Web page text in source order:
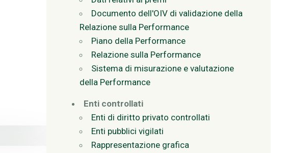
Documento dell'OIV di validazione della
Relazione sulla Performance
Piano della Performance
Relazione sulla Performance
Sistema di misurazione e valutazione
della Performance
Enti controllati
Enti di diritto privato controllati
Enti pubblici vigilati
Rappresentazione grafica